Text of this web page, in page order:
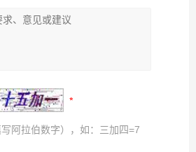
阿拉伯数字），如：三加四=7